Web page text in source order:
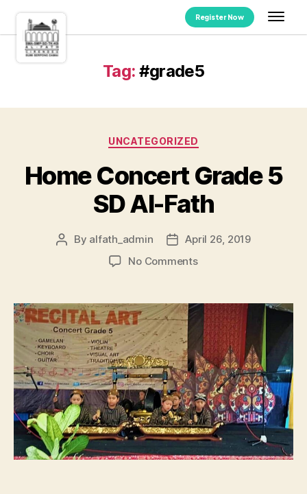
Register Now
Tag: #grade5
UNCATEGORIZED
Home Concert Grade 5
SD Al-Fath
By alfath_admin
April 26, 2019
No Comments